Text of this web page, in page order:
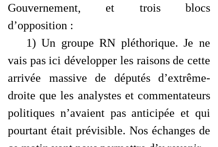
Gouvernement, et trois blocs
d’opposition :
1) Un groupe RN pléthorique. Je ne
vais pas ici développer les raisons de cette
arrivée massive de députés d’extrême-
droite que les analystes et commentateurs
politiques n’avaient pas anticipée et qui
pourtant était prévisible. Nos échanges de